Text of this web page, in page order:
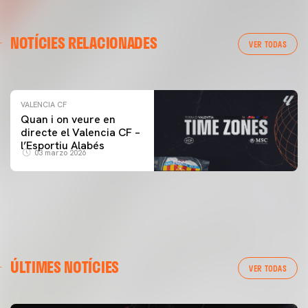
NOTÍCIES RELACIONADES VER TODAS
ENTRENAMENT DEL VALENCIA CF 04/03/26
VALENCIA CF
Quan i on veure en
directe el Valencia CF –
l’Esportiu Alabés
03 marzo 2026
ÚLTIMES NOTÍCIES VER TODAS